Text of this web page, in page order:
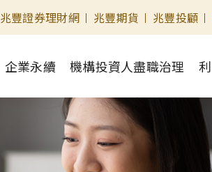
兆豐證券理財網 兆豐期貨 兆豐投顧
企業永續 機構投資人盡職治理